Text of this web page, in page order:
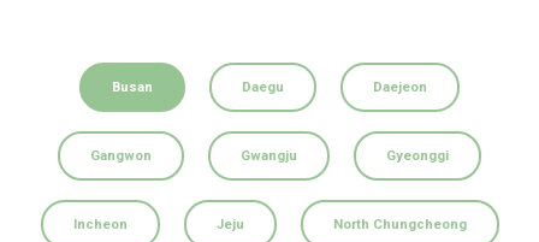
Busan Daegu Daejeon
Gangwon Gwangju Gyeonggi
Incheon Jeju North Chungcheong